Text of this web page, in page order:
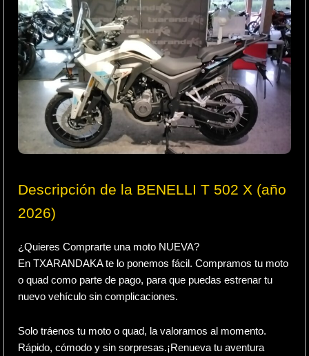
Descripción de la BENELLI T 502 X (año
2026)
¿Quieres Comprarte una moto NUEVA?
En TXARANDAKA te lo ponemos fácil. Compramos tu moto
o quad como parte de pago, para que puedas estrenar tu
nuevo vehículo sin complicaciones.
Solo tráenos tu moto o quad, la valoramos al momento.
Rápido, cómodo y sin sorpresas.¡Renueva tu aventura